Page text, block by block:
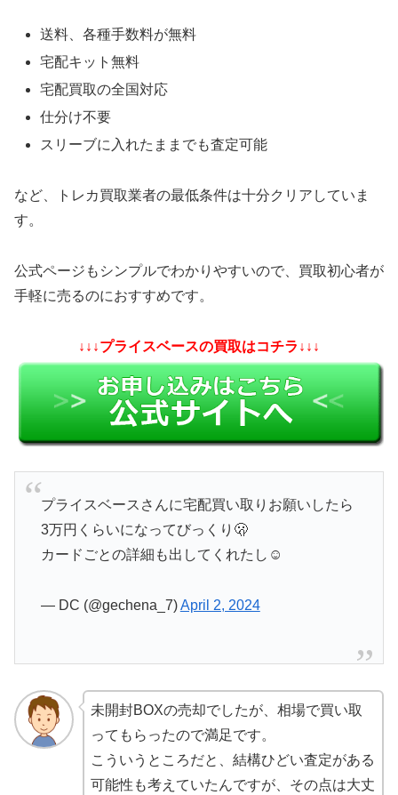
送料、各種手数料が無料
宅配キット無料
宅配買取の全国対応
仕分け不要
スリーブに入れたままでも査定可能
など、トレカ買取業者の最低条件は十分クリアしていま
す。
公式ページもシンプルでわかりやすいので、買取初心者が
手軽に売るのにおすすめです。
↓↓↓プライスベースの買取はコチラ↓↓↓
プライスベースさんに宅配買い取りお願いしたら
3万円くらいになってびっくり🫢
カードごとの詳細も出してくれたし☺️
— DC (@gechena_7)April 2, 2024
未開封BOXの売却でしたが、相場で買い取
ってもらったので満足です。
こういうところだと、結構ひどい査定がある
可能性も考えていたんですが、その点は大丈